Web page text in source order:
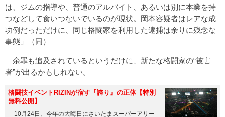
は、ジムの指導や、普通のアルバイト、あるいは別に本業を持
つなどして食いつないでいるのが現状。岡本容疑者はレアな成
功例だっただけに、同じ格闘家を利用した逮捕は余りに残念な
事態」（同）
余罪も追及されているというだけに、新たな格闘家の“被害
者”が出るかもしれない。
格闘技イベントRIZINが宿す『誇り』の正体【特別
無料公開】
10月24日、今年の大晦日にさいたまスーパーアリー